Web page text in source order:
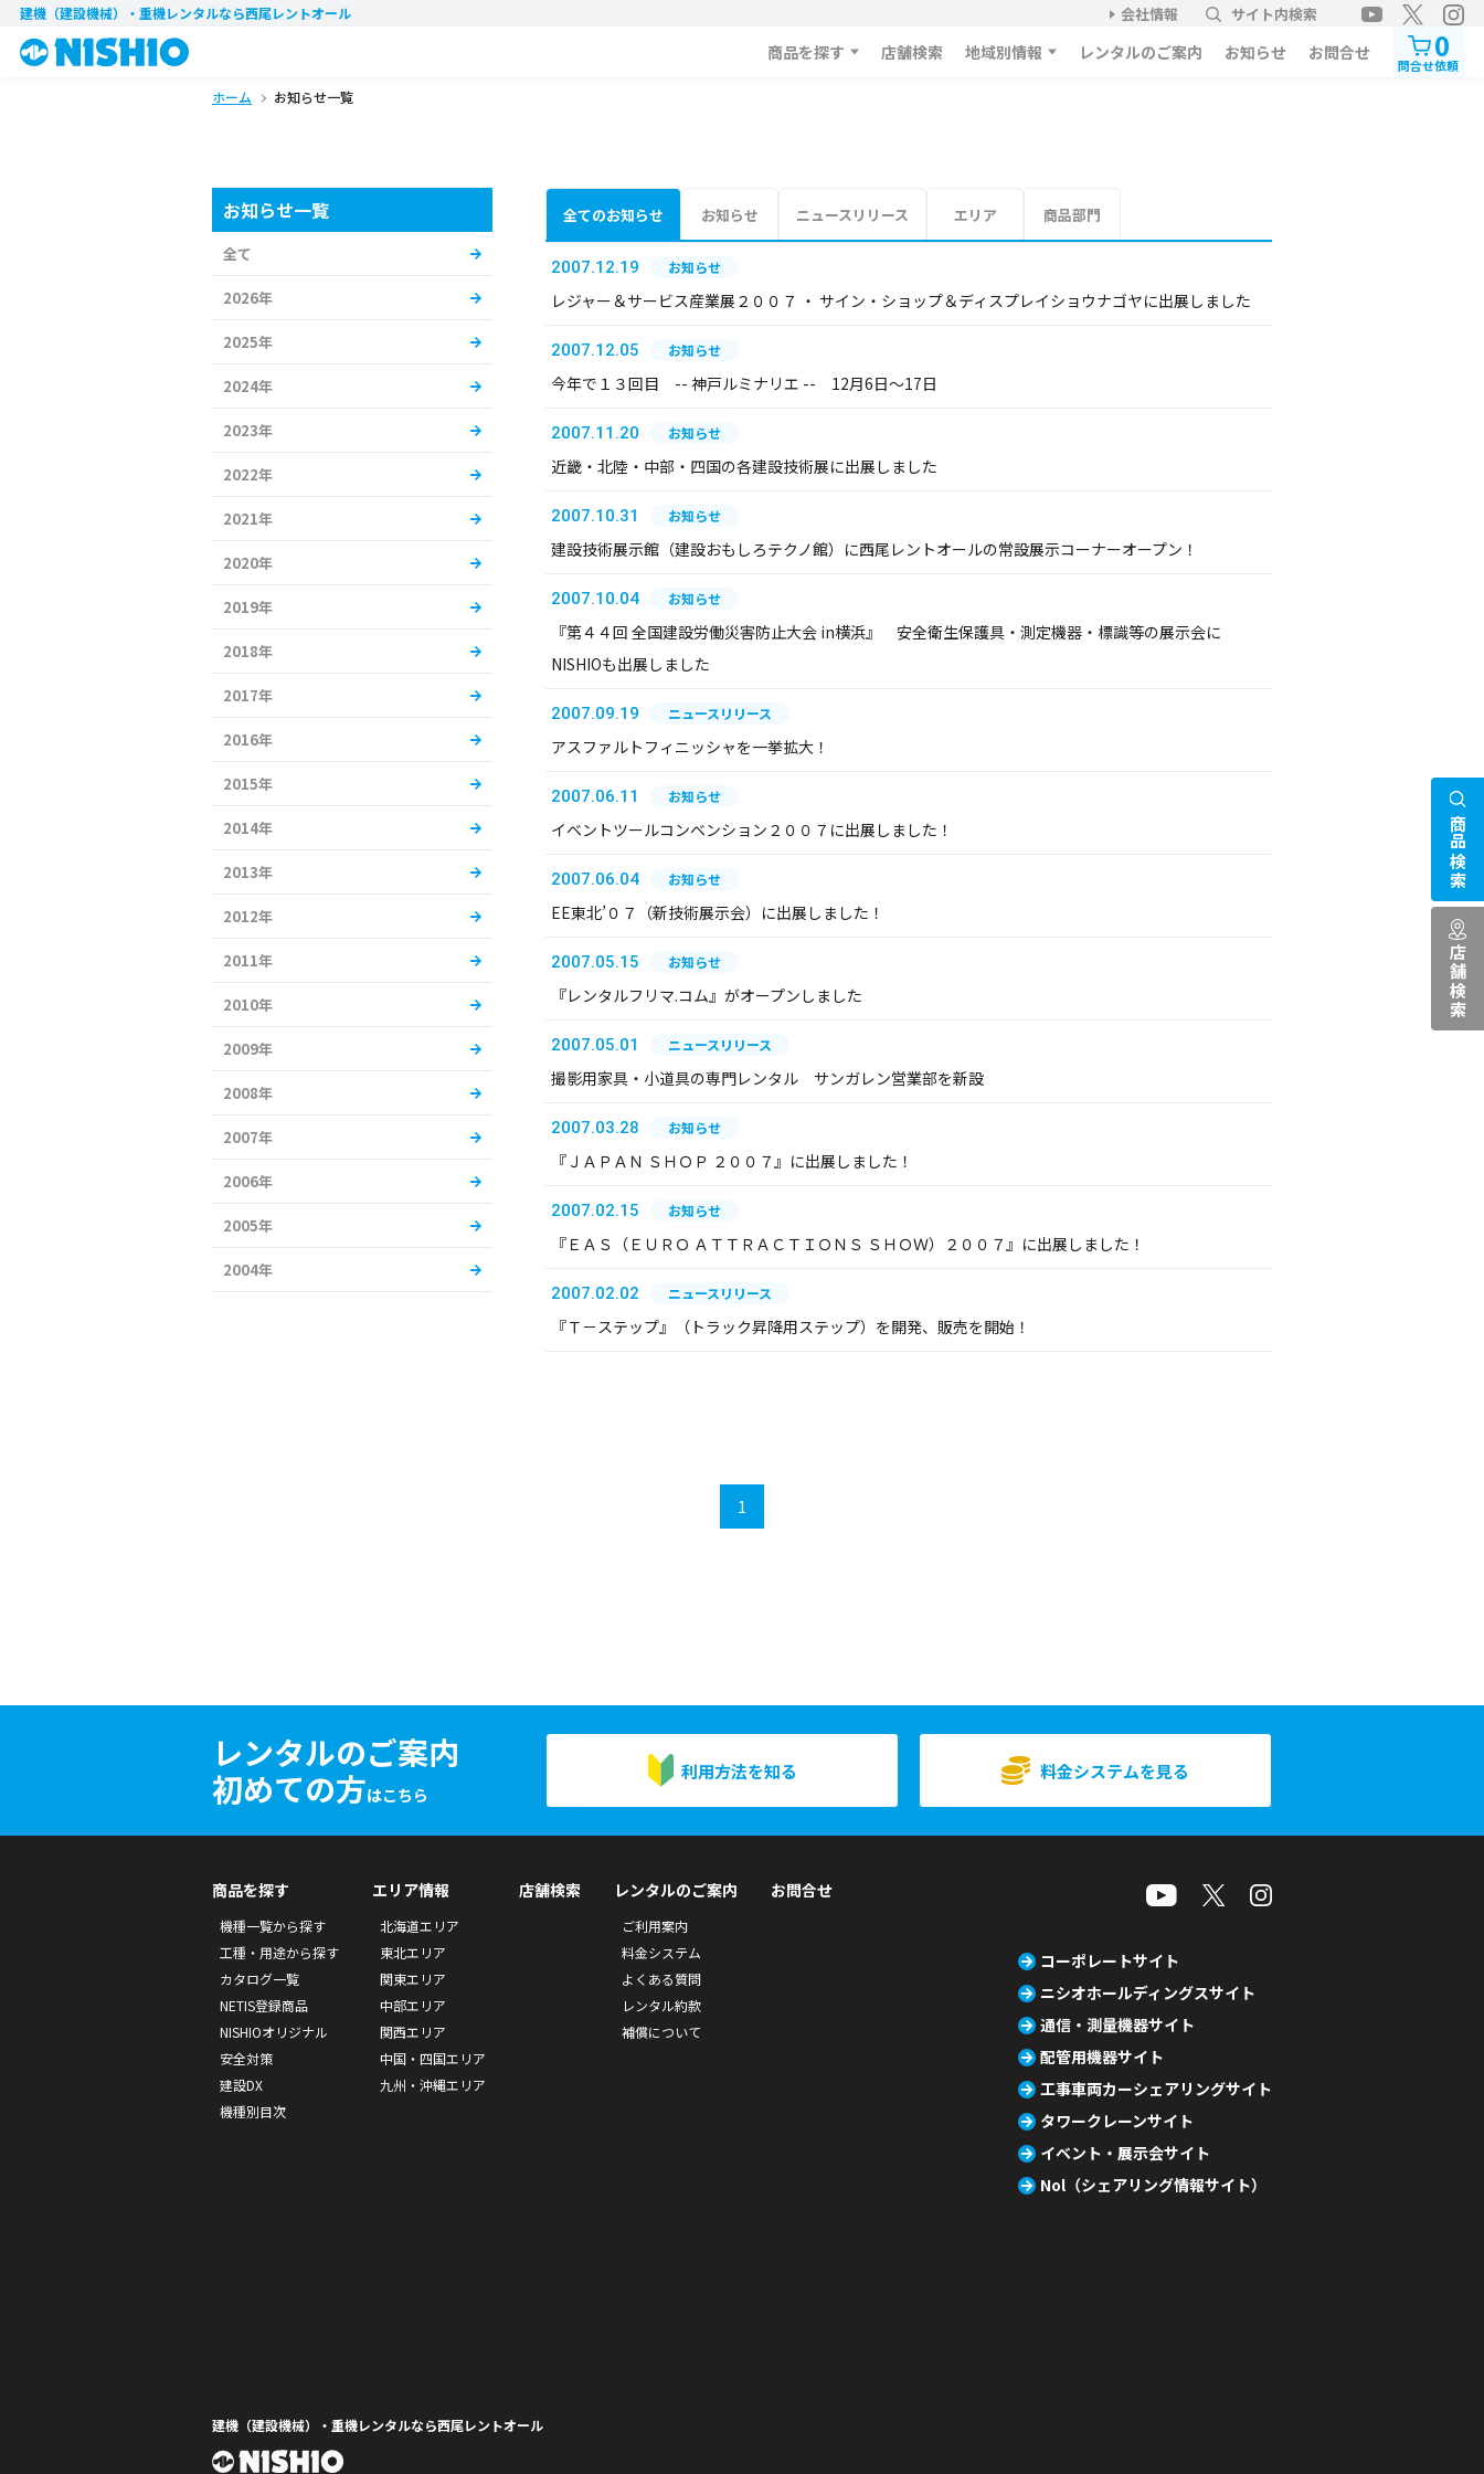
建機（建設機械）・重機レンタルなら西尾レントオール 会社情報 サイト内検索
商品を探す 店舗検索 地域別情報 レンタルのご案内 お知らせ お問合せ 0
問合せ依頼
ホーム お知らせ一覧
全てのお知らせ お知らせ ニュースリリース エリア 商品部門
2007.12.19 お知らせ
レジャー＆サービス産業展２００７ ・ サイン・ショップ＆ディスプレイショウナゴヤに出展しました
2007.12.05 お知らせ
今年で１３回目 -- 神戸ルミナリエ -- 12月6日～17日
2007.11.20 お知らせ
近畿・北陸・中部・四国の各建設技術展に出展しました
2007.10.31 お知らせ
建設技術展示館（建設おもしろテクノ館）に西尾レントオールの常設展示コーナーオープン！
2007.10.04 お知らせ
『第４４回 全国建設労働災害防止大会 in横浜』 安全衛生保護具・測定機器・標識等の展示会に
NISHIOも出展しました
2007.09.19 ニュースリリース
アスファルトフィニッシャを一挙拡大！
2007.06.11 お知らせ
イベントツールコンベンション２００７に出展しました！
2007.06.04 お知らせ
EE東北’０７（新技術展示会）に出展しました！
2007.05.15 お知らせ
『レンタルフリマ.コム』がオープンしました
2007.05.01 ニュースリリース
撮影用家具・小道具の専門レンタル サンガレン営業部を新設
2007.03.28 お知らせ
『ＪＡＰＡＮ ＳＨＯＰ ２００７』に出展しました！
2007.02.15 お知らせ
『ＥＡＳ（ＥＵＲＯ ＡＴＴＲＡＣＴＩＯＮＳ ＳＨＯＷ）２００７』に出展しました！
2007.02.02 ニュースリリース
『Ｔ－ステップ』（トラック昇降用ステップ）を開発、販売を開始！
1
お知らせ一覧
全て
2026年
2025年
2024年
2023年
2022年
2021年
2020年
2019年
2018年
2017年
2016年
2015年
2014年
2013年
2012年
2011年
2010年
2009年
2008年
2007年
2006年
2005年
2004年
レンタルのご案内
初めての方はこちら
利用方法を知る 料金システムを見る
商品検索
店舗検索
商品を探す
機種一覧から探す
工種・用途から探す
カタログ一覧
NETIS登録商品
NISHIOオリジナル
安全対策
建設DX
機種別目次
エリア情報
北海道エリア
東北エリア
関東エリア
中部エリア
関西エリア
中国・四国エリア
九州・沖縄エリア
店舗検索 レンタルのご案内
ご利用案内
料金システム
よくある質問
レンタル約款
補償について
お問合せ
コーポレートサイト
ニシオホールディングスサイト
通信・測量機器サイト
配管用機器サイト
工事車両カーシェアリングサイト
タワークレーンサイト
イベント・展示会サイト
Nol（シェアリング情報サイト）
建機（建設機械）・重機レンタルなら西尾レントオール